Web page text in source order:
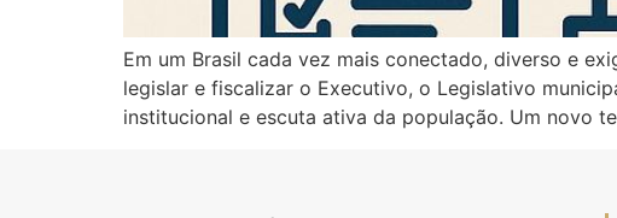
Em um Brasil cada vez mais conectado, diverso e
legislar e fiscalizar o Executivo, o Legislativo
institucional e escuta ativa da população. Um novo